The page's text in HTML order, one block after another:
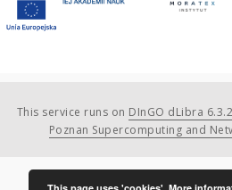
This service runs on DInGO dLibra
Poznan Supercomputing and